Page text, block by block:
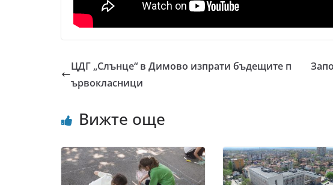
ЦДГ „Слънце“ в Димово изпрати бъдещите п
ървокласници
Вижте още